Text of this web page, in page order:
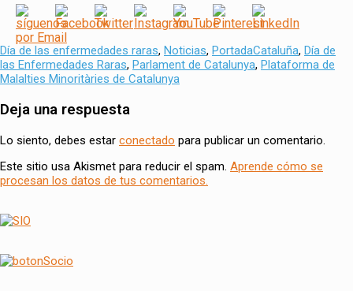
Categorías
Día de las enfermedades raras, Noticias, PortadaTags
Cataluña, Día de
las Enfermedades Raras, Parlament de Catalunya, Plataforma de
Malalties Minoritàries de Catalunya
Navegación
de
entradas
Deja una respuesta
Lo siento, debes estar conectado para publicar un comentario.
Este sitio usa Akismet para reducir el spam. Aprende cómo se
procesan los datos de tus comentarios.